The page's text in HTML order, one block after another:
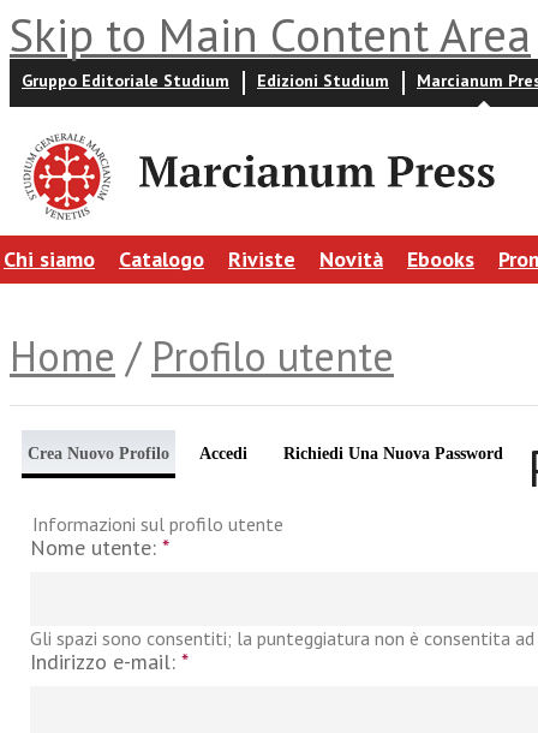
Skip to Main Content Area
Gruppo Editoriale Studium Edizioni Studium Marcianum
Chi siamo Catalogo Riviste Novità Ebooks
Home / Profilo utente
Crea Nuovo Profilo Accedi Richiedi Una Nuova Password
Informazioni sul profilo utente
Nome utente: *
Gli spazi sono consentiti; la punteggiatura non è consentita
Indirizzo e-mail: *